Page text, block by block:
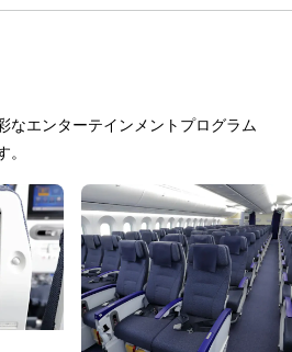
なエンターテインメントプログラム
。